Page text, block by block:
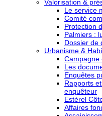
Valorisation &
Le service
Comité
Protection
Palmiers :
Dossier de
Urbanisme &
Campagne
Les
Enquêtes
Rapports
enquêteur
Estérel
Affaires